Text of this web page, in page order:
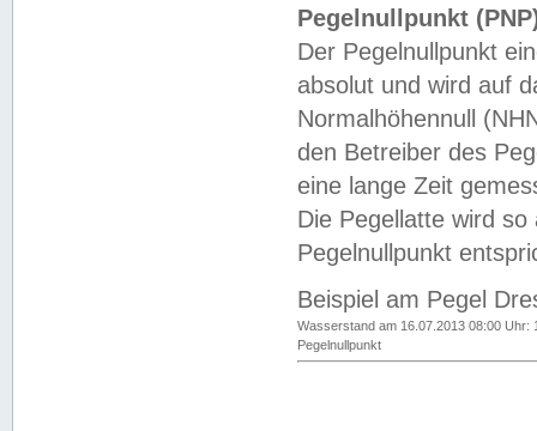
Pegelnullpunkt
Der Pegelnullpunkt
absolut und wird auf
Normalhöhennull
den Betreiber des
eine lange Zeit
Die Pegellatte wird
Pegelnullpunkt
Beispiel am Pegel
Wasserstand am 16.07.2013 08:00 Uhr:
Pegelnullpunkt